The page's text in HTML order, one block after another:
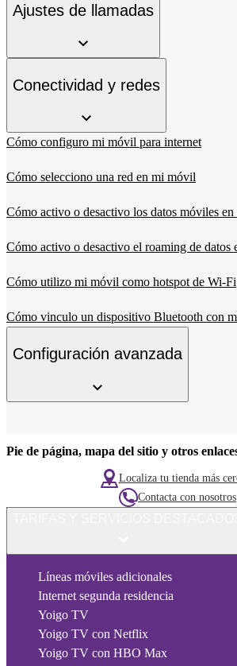
Ajustes de llamadas
Conectividad y redes
Cómo configuro mi móvil para internet
Cómo selecciono una red en mi móvil
Cómo activo o desactivo los datos móviles
Cómo activo o desactivo el roaming de datos
Cómo utilizo mi móvil como hotspot de Wi-Fi
Cómo vinculo un dispositivo Bluetooth con
Configuración avanzada
Pie de página, mapa del sitio y otros
Localiza tu tienda más
Contacta con nosotros
Líneas móviles adicionales
Internet segunda residencia
Yoigo TV
Yoigo TV con Netflix
Yoigo TV con HBO Max